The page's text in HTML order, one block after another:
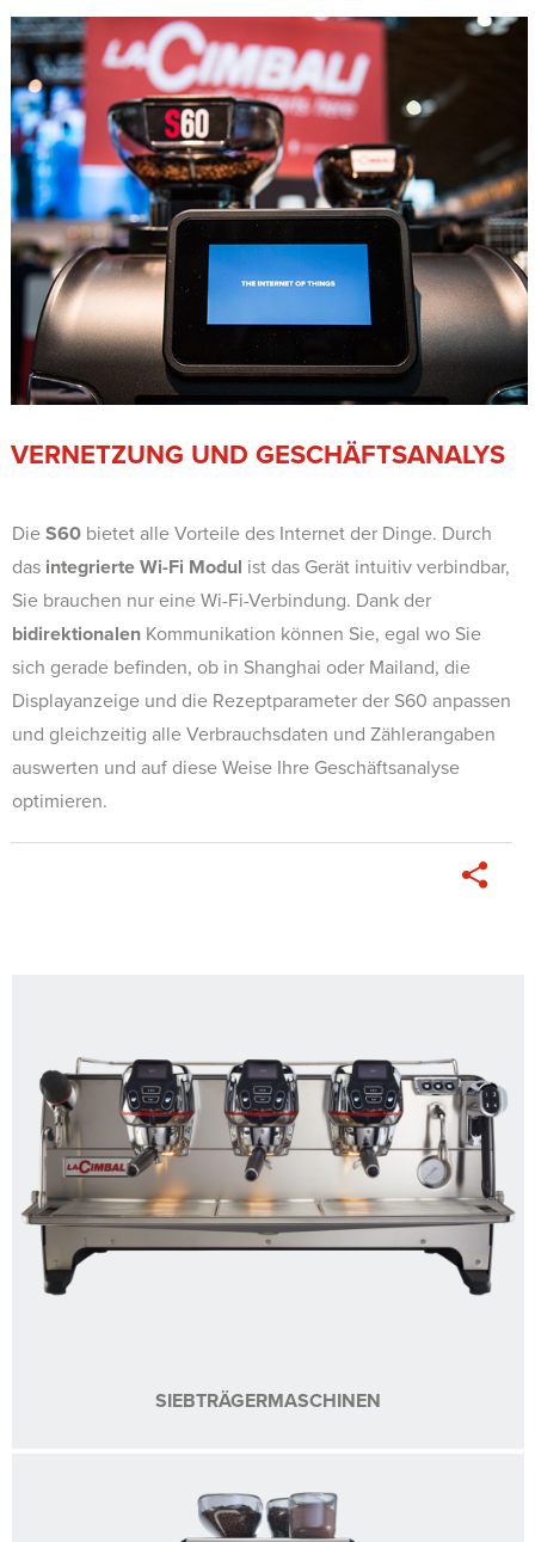
VERNETZUNG UND GESCHÄFTSANALYS
Die S60bietet alle Vorteile des Internet der Dinge. Durch
das integrierte Wi-Fi Modul ist das Gerät intuitiv verbindbar,
Sie brauchen nur eine Wi-Fi-Verbindung. Dank der
bidirektionalenKommunikation können Sie, egal wo Sie
sich gerade befinden, ob in Shanghai oder Mailand, die
Displayanzeige und die Rezeptparameter der S60 anpassen
und gleichzeitig alle Verbrauchsdaten und Zählerangaben
auswerten und auf diese Weise Ihre Geschäftsanalyse
optimieren.
SIEBTRÄGERMASCHINEN